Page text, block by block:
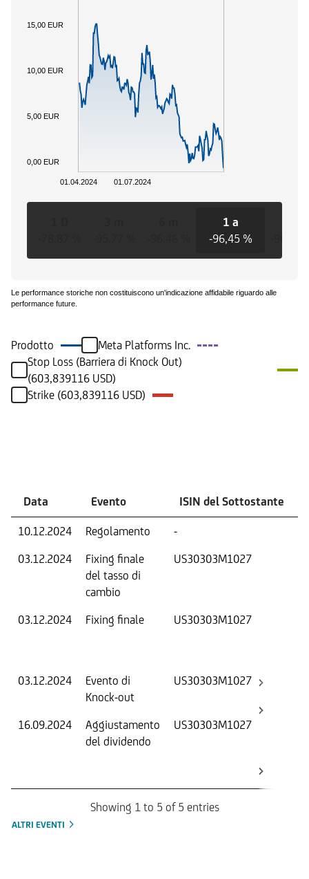
01.04.2024 01.07.2024
0,00 EUR
5,00 EUR
10,00 EUR
15,00 EUR
1 a
-96,45 %
Le performance storiche non costituiscono un'indicazione affidabile riguardo alle
performance future.
Prodotto
Meta Platforms Inc.
Stop Loss (Barriera di Knock Out)
(603,839116 USD)
Strike (603,839116 USD)
Data Evento ISIN del Sottostante
10.12.2024 Regolamento -
03.12.2024
Fixing finale
del tasso di
cambio
US30303M1027
03.12.2024 Fixing finale US30303M1027
03.12.2024
Evento di
Knock-out
US30303M1027
16.09.2024
Aggiustamento
del dividendo
US30303M1027
Showing 1 to 5 of 5 entries
ALTRI EVENTI